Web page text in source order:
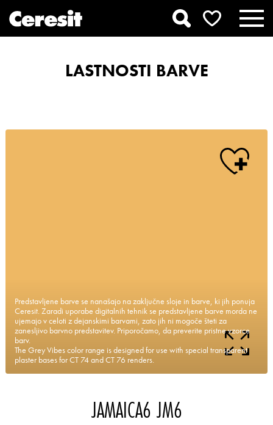
LASTNOSTI BARVE
Predstavljene barve se nanašajo na zaključne sloje in barve, ki jih ponuja
Ceresit. Zaradi uporabe digitalnih tehnik se predstavljene barve morda ne
ujemajo v celoti z dejanskimi barvami, zato jih ni mogoče šteti za
zanesljivo barvno predstavitev. Priporočamo, da preverite pristne vzorce
barv.
The Grey Vibes color range is designed for use with special transparent
plaster bases for CT 74 and CT 76 renders.
JAMAICA6 JM6